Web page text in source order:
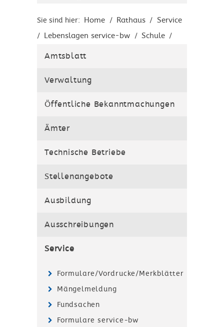
Sie sind hier: Home / Rathaus / Service
/ Lebenslagen service-bw / Schule /
Bildungsabschlüsse
Amtsblatt
Verwaltung
Öffentliche Bekanntmachungen
Ämter
Technische Betriebe
Stellenangebote
Ausbildung
Ausschreibungen
Service
Formulare/Vordrucke/Merkblätter
Mängelmeldung
Fundsachen
Formulare service-bw